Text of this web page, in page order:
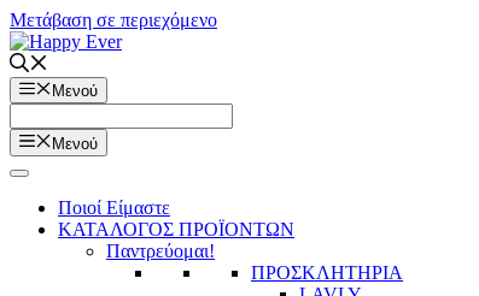
Μετάβαση σε περιεχόμενο
Μενού
Μενού
Ποιοί Είμαστε
ΚΑΤΑΛΟΓΟΣ ΠΡΟΪΟΝΤΩΝ
Παντρεύομαι!
ΠΡΟΣΚΛΗΤΗΡΙΑ